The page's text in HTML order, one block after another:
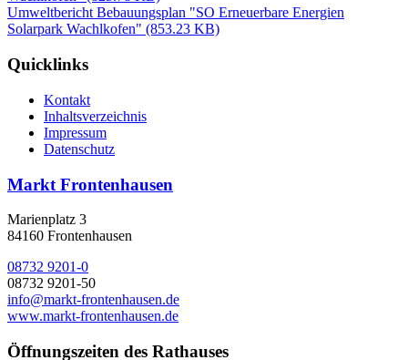
Umweltbericht Bebauungsplan "SO Erneuerbare Energien
Solarpark Wachlkofen" (853.23 KB)
Quicklinks
Kontakt
Inhaltsverzeichnis
Impressum
Datenschutz
Markt Frontenhausen
Marienplatz 3
84160 Frontenhausen
08732 9201-0
08732 9201-50
info@markt-frontenhausen.de
www.markt-frontenhausen.de
Öffnungszeiten des Rathauses